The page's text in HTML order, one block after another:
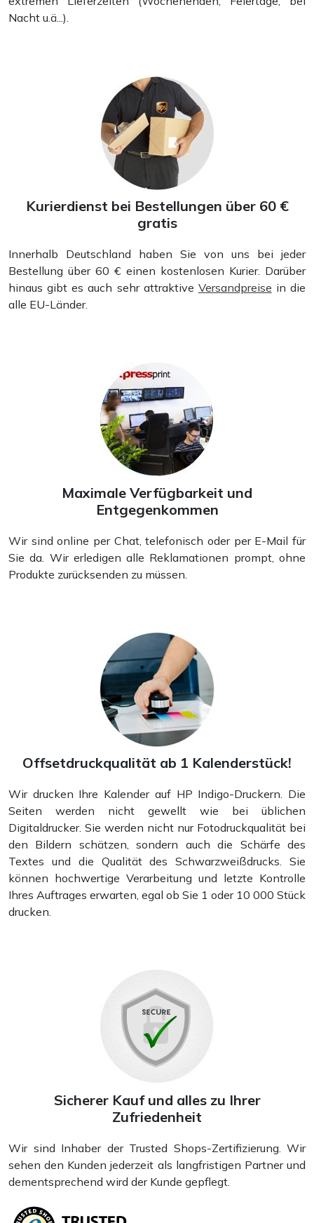
Nacht u.ä...).
Kurierdienst bei Bestellungen über 60 €
gratis
Innerhalb Deutschland haben Sie von uns bei jeder
Bestellung über 60 € einen kostenlosen Kurier. Darüber
hinaus gibt es auch sehr attraktive Versandpreise in die
alle EU-Länder.
Maximale Verfügbarkeit und
Entgegenkommen
Wir sind online per Chat, telefonisch oder per E-Mail für
Sie da. Wir erledigen alle Reklamationen prompt, ohne
Produkte zurücksenden zu müssen.
Offsetdruckqualität ab 1 Kalenderstück!
Wir drucken Ihre Kalender auf HP Indigo-Druckern. Die
Seiten werden nicht gewellt wie bei üblichen
Digitaldrucker. Sie werden nicht nur Fotodruckqualität bei
den Bildern schätzen, sondern auch die Schärfe des
Textes und die Qualität des Schwarzweißdrucks. Sie
können hochwertige Verarbeitung und letzte Kontrolle
Ihres Auftrages erwarten, egal ob Sie 1 oder 10 000 Stück
drucken.
Sicherer Kauf und alles zu Ihrer
Zufriedenheit
Wir sind Inhaber der Trusted Shops-Zertifizierung. Wir
sehen den Kunden jederzeit als langfristigen Partner und
dementsprechend wird der Kunde gepflegt.